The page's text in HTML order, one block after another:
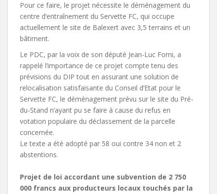
Pour ce faire, le projet nécessite le déménagement du
centre d’entraînement du Servette FC, qui occupe
actuellement le site de Balexert avec 3,5 terrains et un
bâtiment.
Le PDC, par la voix de son député Jean-Luc Forni, a
rappelé l’importance de ce projet compte tenu des
prévisions du DIP tout en assurant une solution de
relocalisation satisfaisante du Conseil d’Etat pour le
Servette FC, le déménagement prévu sur le site du Pré-
du-Stand n’ayant pu se faire à cause du refus en
votation populaire du déclassement de la parcelle
concernée.
Le texte a été adopté par 58 oui contre 34 non et 2
abstentions.
Projet de loi accordant une subvention de 2 750
000 francs aux producteurs locaux touchés par la